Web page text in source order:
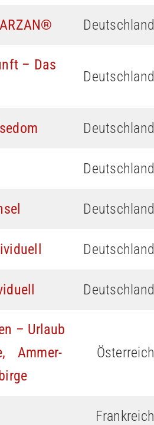
Deutschland
Deutschland
– Das
Deutschland
Deutschland
Deutschland
Deutschland
Deutschland
Österreich
– Urlaub
Ammer-
Frankreich